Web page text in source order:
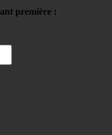
première :